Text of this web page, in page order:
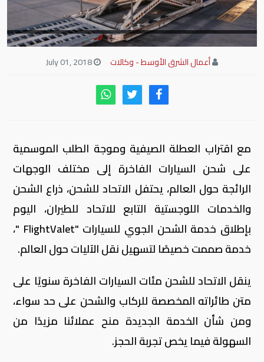
أعمال الشرق الأوسط - وكالات
مع اقتراب العطلة الصيفية وموجة الطلب الموسمية
على شحن السيارات الفاخرة إلى مختلف الوجهات
الرائجة حول العالم، يحتفل الاتحاد للشحن، ذراع الشحن
والخدمات اللوجستية التابع للاتحاد للطيران، اليوم
بإطلاق خدمة الشحن الجوي للسيارات "FlightValet "،
خدمة صممت خصيصًا لتسهيل نقل الآليات حول العالم.
ينقل الاتحاد للشحن مئات السيارات الفاخرة سنويًا على
متن طائراته المخصصة للركاب والشحن على حد سواء،
ومن شأن الخدمة الجديدة منح عملائنا مزيدًا من
السهولة فيما يخص تجربة الحجز.